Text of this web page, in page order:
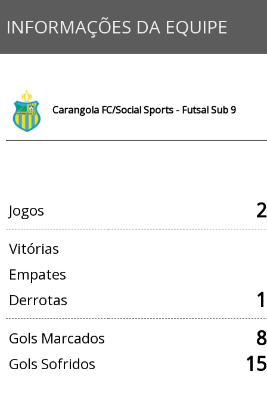
INFORMAÇÕES DA EQUIPE
Carangola FC/Social Sports - Futsal Sub 9
Jogos
Vitórias
Empates
Derrotas
Gols Marcados
Gols Sofridos